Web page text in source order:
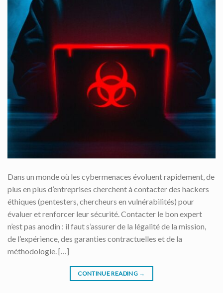
Dans un monde où les cybermenaces évoluent rapidement, de
plus en plus d’entreprises cherchent à contacter des hackers
éthiques (pentesters, chercheurs en vulnérabilités) pour
évaluer et renforcer leur sécurité. Contacter le bon expert
n’est pas anodin : il faut s’assurer de la légalité de la mission,
de l’expérience, des garanties contractuelles et de la
méthodologie. […]
CONTINUE READING →